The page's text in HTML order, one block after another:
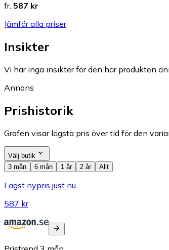
fr. 587 kr
Jämför alla priser
Insikter
Vi har inga insikter för den här produkten
Annons
Prishistorik
Grafen visar lägsta pris över tid för den
Välj butik
3 mån
6 mån 1 år 2 år Allt
Lägst nypris just nu
587 kr